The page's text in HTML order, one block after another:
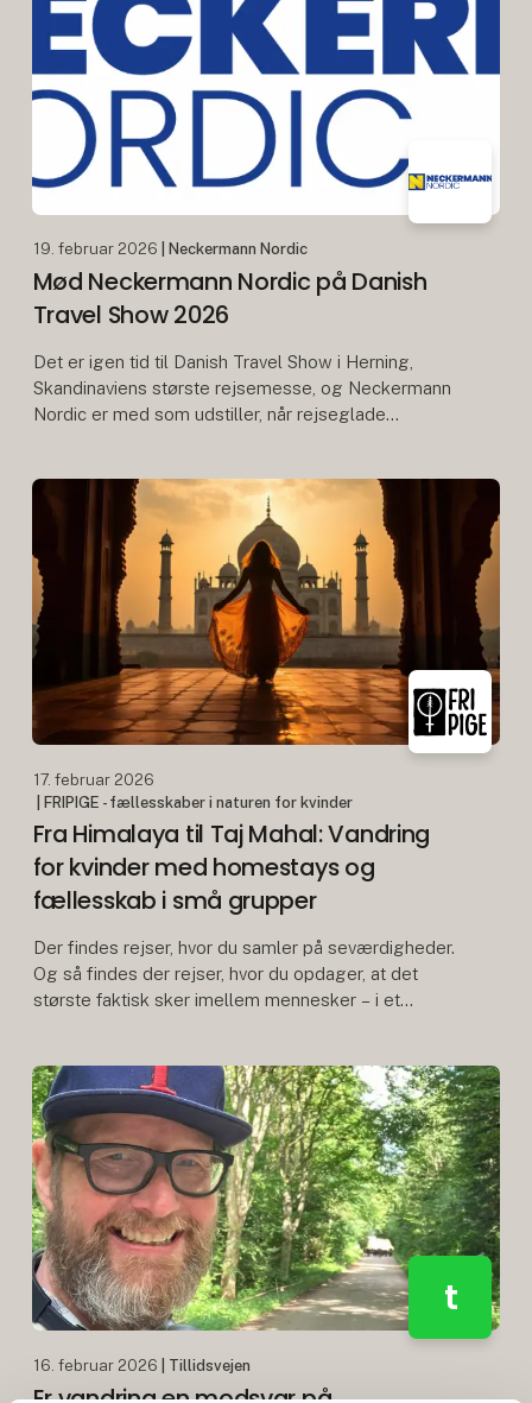
19. februar 2026 | Neckermann Nordic
Mød Neckermann Nordic på Danish
Travel Show 2026
Det er igen tid til Danish Travel Show i Herning,
Skandinaviens største rejsemesse, og Neckermann
Nordic er med som udstiller, når rejseglade
17. februar 2026
| FRIPIGE - fællesskaber i naturen for kvinder
Fra Himalaya til Taj Mahal: Vandring
for kvinder med homestays og
fællesskab i små grupper
Der findes rejser, hvor du samler på seværdigheder.
Og så findes der rejser, hvor du opdager, at det
største faktisk sker imellem mennesker – i et
t
16. februar 2026 | Tillidsvejen